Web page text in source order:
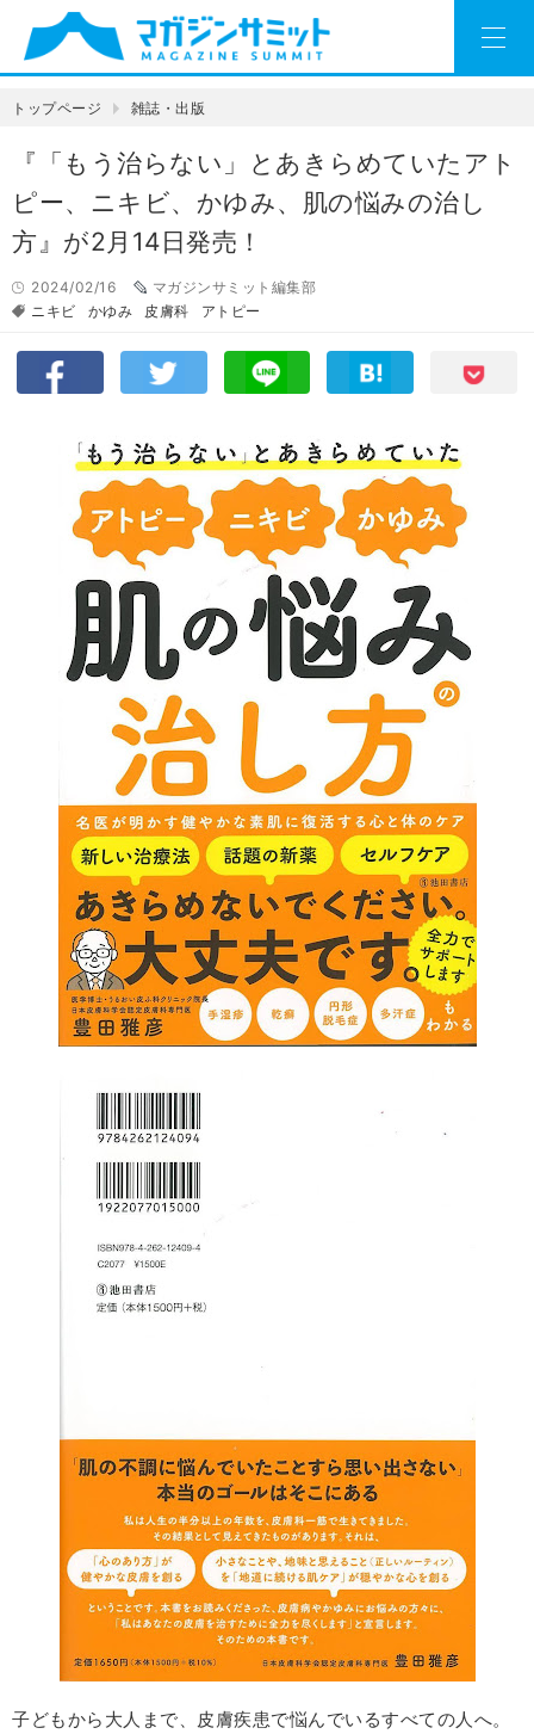
トップページ 雑誌・出版
『「もう治らない」とあきらめていたアト
ピー、ニキビ、かゆみ、肌の悩みの治し
方』が2月14日発売！
2024/02/16
マガジンサミット編集部
ニキビ
かゆみ 皮膚科 アトピー
子どもから大人まで、皮膚疾患で悩んでいるすべての人へ。